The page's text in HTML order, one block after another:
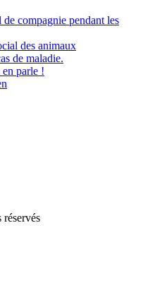
compagnie pendant les
des animaux
de maladie.
parle !